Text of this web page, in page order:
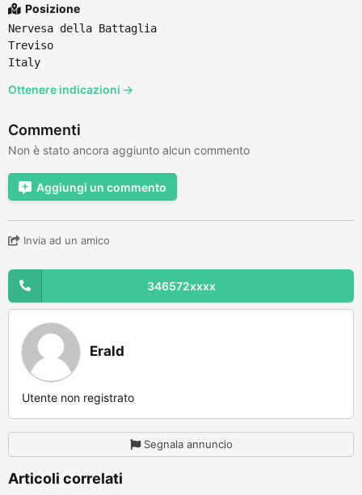
Posizione
Nervesa della Battaglia
Treviso
Italy
Ottenere indicazioni →
Commenti
Non è stato ancora aggiunto alcun commento
Aggiungi un commento
Invia ad un amico
346572xxxx
Erald
Utente non registrato
Segnala annuncio
Articoli correlati